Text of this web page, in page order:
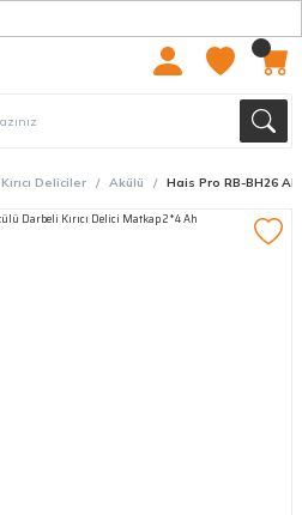
Kırıcı Deliciler Akülü Hais Pro RB-BH26